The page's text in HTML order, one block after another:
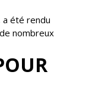
a été rendu
nombreux